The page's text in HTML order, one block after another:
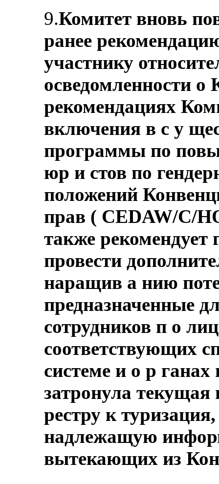
9.Комитет вновь
ранее
участнику
осведомленности
рекомендациях
включения в с у
программы по
юр и стов по
положений
прав ( CEDAW/C/
также рекомендует
провести
наращив а нию
предназначенные
сотрудников п о
соответствующих
системе и о р
затронула текущая
рестру к
надлежащую
вытекающих из